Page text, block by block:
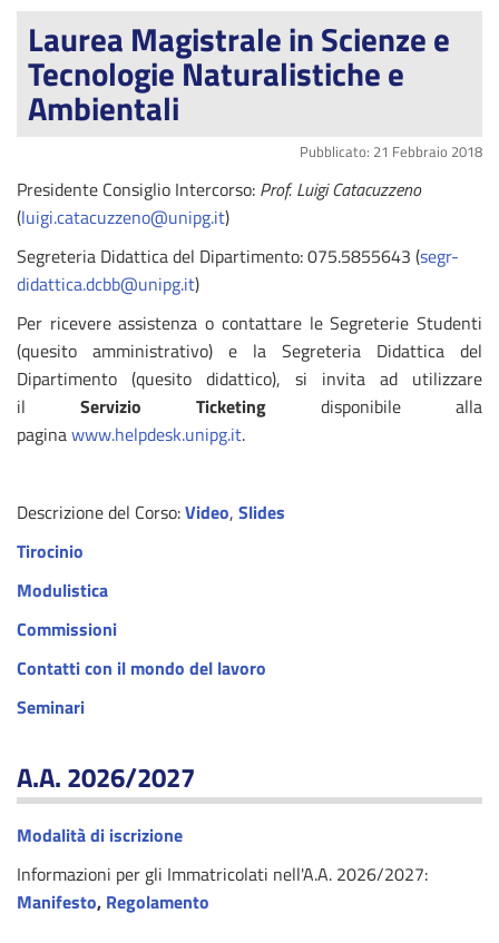
Laurea Magistrale in Scienze e
Tecnologie Naturalistiche e
Ambientali
Pubblicato: 21 Febbraio 2018
Presidente Consiglio Intercorso: Prof. Luigi Catacuzzeno
(luigi.catacuzzeno@unipg.it)
Segreteria Didattica del Dipartimento: 075.5855643 (segr-
didattica.dcbb@unipg.it)
Per ricevere assistenza o contattare le Segreterie Studenti
(quesito amministrativo) e la Segreteria Didattica del
Dipartimento (quesito didattico), si invita ad utilizzare
il Servizio Ticketing disponibile alla
paginawww.helpdesk.unipg.it.
Descrizione del Corso:Video, Slides
Tirocinio
Modulistica
Commissioni
Contatti con il mondo del lavoro
Seminari
A.A. 2026/2027
Modalità di iscrizione
Informazioni per gli Immatricolati nell'A.A. 2026/2027:
Manifesto, Regolamento